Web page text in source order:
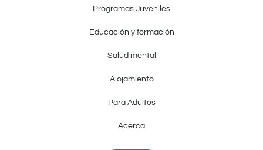
Programas Juveniles
Educación y formación
Salud mental
Alojamiento
Para Adultos
Acerca